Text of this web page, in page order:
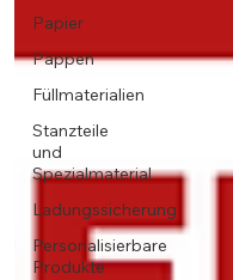
Papier
Pappen
Füllmaterialien
Stanzteile
und
Spezialmaterial
Ladungssicherung
Personalisierbare
Produkte